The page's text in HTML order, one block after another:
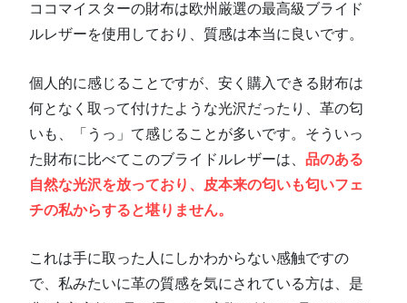
ココマイスターの財布は欧州厳選の最高級ブライド
ルレザーを使用しており、質感は本当に良いです。
個人的に感じることですが、安く購入できる財布は
何となく取って付けたような光沢だったり、革の匂
いも、「うっ」て感じることが多いです。そういっ
た財布に比べてこのブライドルレザーは、品のある
自然な光沢を放っており、皮本来の匂いも匂いフェ
チの私からすると堪りません。
これは手に取った人にしかわからない感触ですの
で、私みたいに革の質感を気にされている方は、是